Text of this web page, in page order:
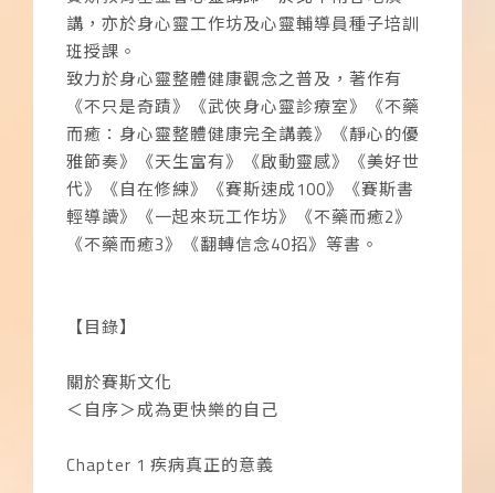
講，亦於身心靈工作坊及心靈輔導員種子培訓
班授課。
致力於身心靈整體健康觀念之普及，著作有
《不只是奇蹟》《武俠身心靈診療室》《不藥
而癒：身心靈整體健康完全講義》《靜心的優
雅節奏》《天生富有》《啟動靈感》《美好世
代》《自在修練》《賽斯速成100》《賽斯書
輕導讀》《一起來玩工作坊》《不藥而癒2》
《不藥而癒3》《翻轉信念40招》等書。
【目錄】
關於賽斯文化
＜自序＞成為更快樂的自己
Chapter 1 疾病真正的意義